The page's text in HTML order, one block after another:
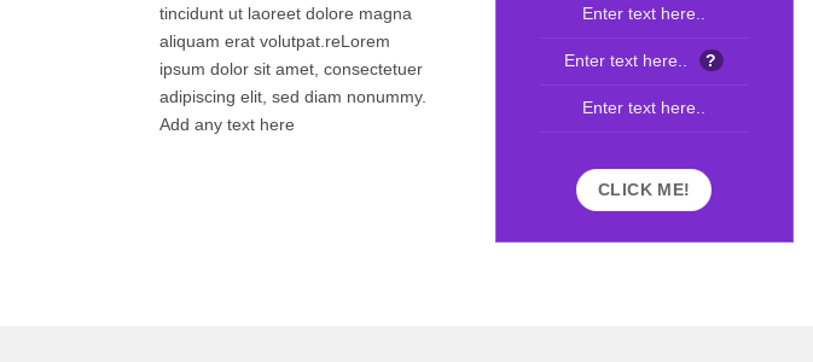
tincidunt ut laoreet dolore magna
aliquam erat volutpat.reLorem
ipsum dolor sit amet, consectetuer
adipiscing elit, sed diam nonummy.
Add any text here
Enter text here..
Enter text here.. ?
Enter text here..
CLICK ME!